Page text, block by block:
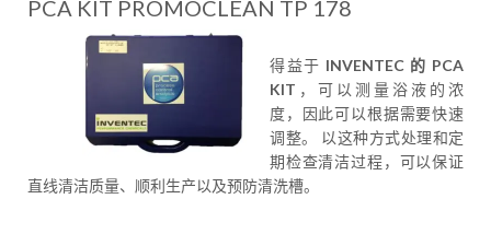
PCA KIT PROMOCLEAN TP 178
得益于 INVENTEC 的 PCA
KIT ，可以测量浴液的浓
度，因此可以根据需要快速
调整。 以这种方式处理和定
期检查清洁过程，可以保证
直线清洁质量、顺利生产以及预防清洗槽。